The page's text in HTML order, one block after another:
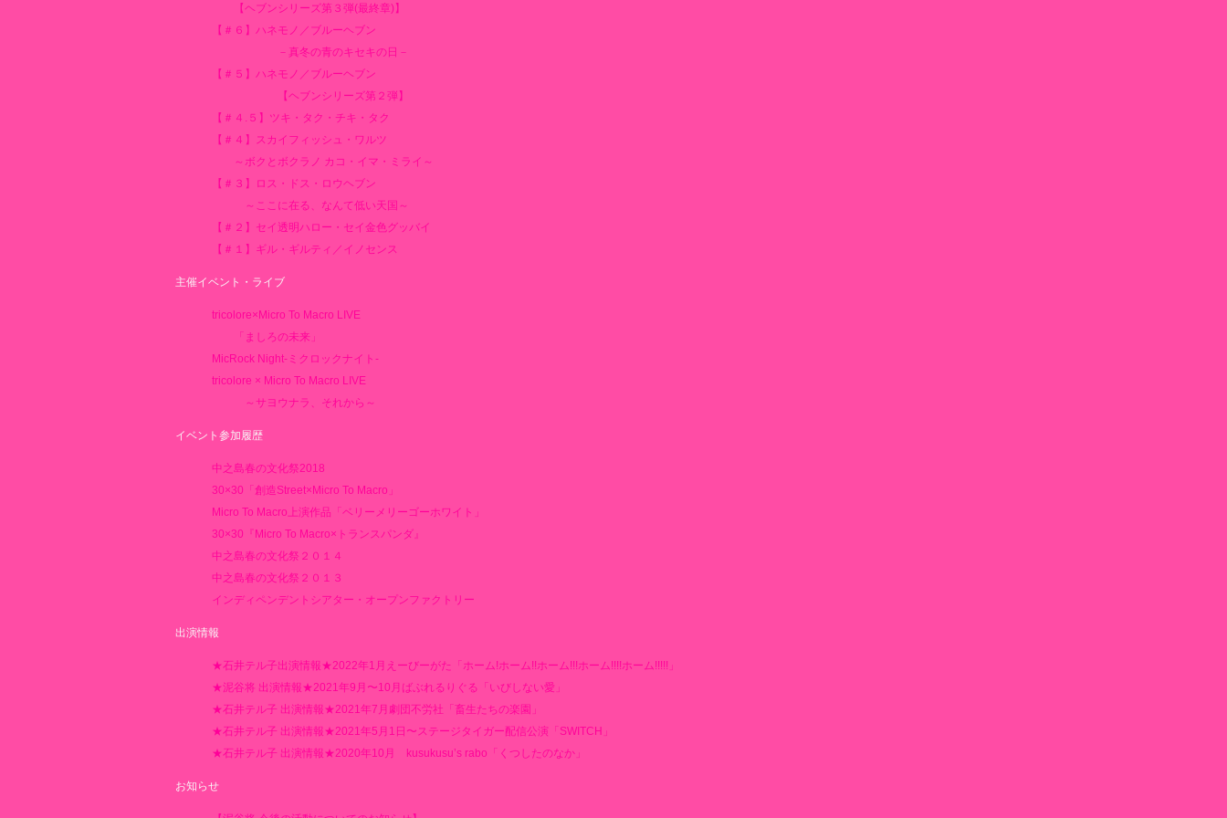
【ヘブンシリーズ第３弾(最終章)】
【＃６】ハネモノ／ブルーヘブン
－真冬の青のキセキの日－
【＃５】ハネモノ／ブルーヘブン
【ヘブンシリーズ第２弾】
【＃４.５】ツキ・タク・チキ・タク
【＃４】スカイフィッシュ・ワルツ
～ボクとボクラノ カコ・イマ・ミライ～
【＃３】ロス・ドス・ロウヘブン
～ここに在る、なんて低い天国～
【＃２】セイ透明ハロー・セイ金色グッバイ
【＃１】ギル・ギルティ／イノセンス
主催イベント・ライブ
tricolore×Micro To Macro LIVE
「ましろの未来」
MicRock Night-ミクロックナイト-
tricolore × Micro To Macro LIVE
～サヨウナラ、それから～
イベント参加履歴
中之島春の文化祭2018
30×30「創造Street×Micro To Macro」
Micro To Macro上演作品「ベリーメリーゴーホワイト」
30×30『Micro To Macro×トランスパンダ』
中之島春の文化祭２０１４
中之島春の文化祭２０１３
インディペンデントシアター・オープンファクトリー
出演情報
★石井テル子出演情報★2022年1月えーびーがた「ホーム!ホーム!!ホーム!!!ホーム!!!!ホーム!!!!!」
★泥谷将 出演情報★2021年9月〜10月ばぶれるりぐる「いびしない愛」
★石井テル子 出演情報★2021年7月劇団不労社「畜生たちの楽園」
★石井テル子 出演情報★2021年5月1日〜ステージタイガー配信公演「SWITCH」
★石井テル子 出演情報★2020年10月 kusukusu’s rabo「くつしたのなか」
お知らせ